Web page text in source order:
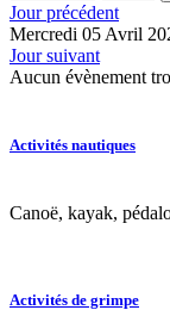
Jour précédent
Mercredi 05 Avril
Jour suivant
Aucun évènement
Activités nautiques
Canoë, kayak,
Activités de grimpe